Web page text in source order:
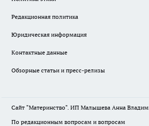
Редакционная политика
Юридическая информация
Контактные данные
Обзорные статьи и пресс-релизы
Сайт "Материнство". ИП Малышева Анна
По редакционным вопросам и вопросам